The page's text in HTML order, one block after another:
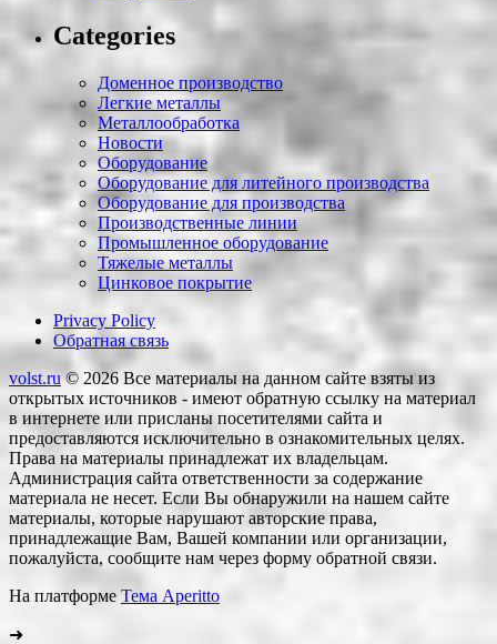
Categories
Доменное производство
Легкие металлы
Металлообработка
Новости
Оборудование
Оборудование для литейного производства
Оборудование для производства
Производственные линии
Промышленное оборудование
Тяжелые металлы
Цинковое покрытие
Privacy Policy
Обратная связь
volst.ru© 2026 Все материалы на данном сайте взяты из
открытых источников - имеют обратную ссылку на материал
в интернете или присланы посетителями сайта и
предоставляются исключительно в ознакомительных целях.
Права на материалы принадлежат их владельцам.
Администрация сайта ответственности за содержание
материала не несет. Если Вы обнаружили на нашем сайте
материалы, которые нарушают авторские права,
принадлежащие Вам, Вашей компании или организации,
пожалуйста, сообщите нам через форму обратной связи.
На платформе Тема Aperitto
➜